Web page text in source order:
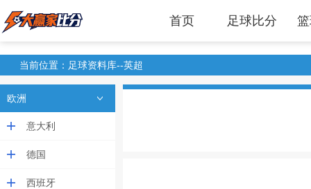
首页 足球比分
当前位置：足球资料库--英超
欧洲
意大利
德国
西班牙